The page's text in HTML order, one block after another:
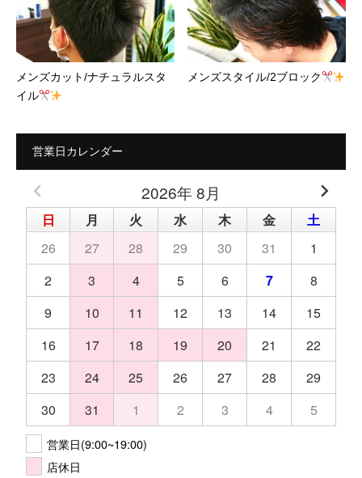
メンズカット/ナチュラルスタ
イル
メンズスタイル/2ブロック
営業日カレンダー
2026年 8月
日 月 火 水 木 金
土
26
27 28 29 30 31
1
2
3 4 5 6 7
8
9
10 11 12 13 14
15
16
17 18 19 20 21
22
23
24 25 26 27 28
29
30
31 1 2 3 4 5
営業日(9:00~19:00)
店休日